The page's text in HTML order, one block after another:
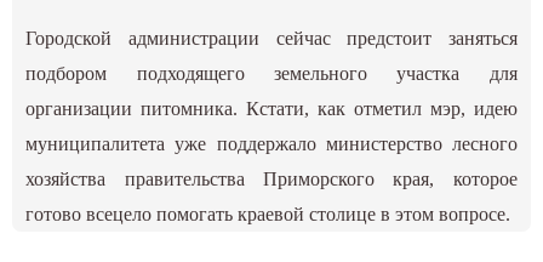
Городской администрации сейчас предстоит заняться
подбором подходящего земельного участка для
организации питомника. Кстати, как отметил мэр, идею
муниципалитета уже поддержало министерство лесного
хозяйства правительства Приморского края, которое
готово всецело помогать краевой столице в этом вопросе.